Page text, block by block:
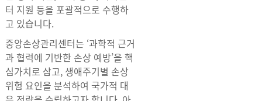
터 지원 등을 포괄적으로 수행하
고 있습니다.
중앙손상관리센터는 ‘과학적 근거
과 협력에 기반한 손상 예방’을 핵
심가치로 삼고, 생애주기별 손상
위험 요인을 분석하여 국가적 대